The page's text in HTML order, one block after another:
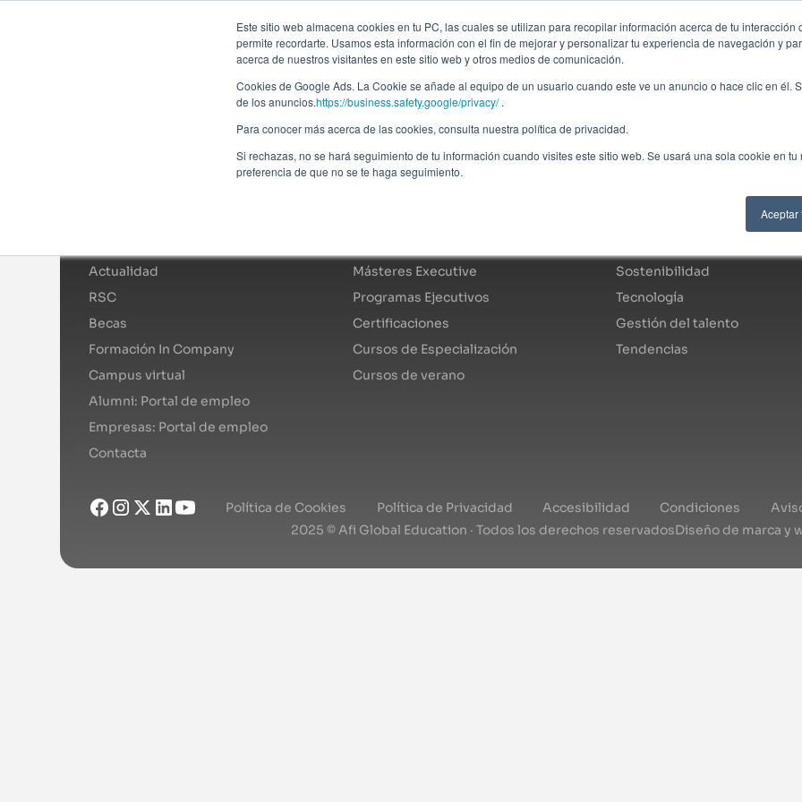
Este sitio web almacena cookies en tu PC, las cuales se utilizan para recopilar información acerca de tu interacción
permite recordarte. Usamos esta información con el fin de mejorar y personalizar tu experiencia de navegación y
acerca de nuestros visitantes en este sitio web y otros medios de comunicación.
Cookies de Google Ads. La Cookie se añade al equipo de un usuario cuando este ve un anuncio o hace clic en él.
de los anuncios.https://business.safety.google/privacy/.
Para conocer más acerca de las cookies, consulta nuestra política de privacidad.
Si rechazas, no se hará seguimiento de tu información cuando visites este sitio web. Se usará una sola cookie en
preferencia de que no se te haga seguimiento.
Aceptar
Actualidad
RSC
Becas
Formación In Company
Campus virtual
Alumni: Portal de empleo
Empresas: Portal de empleo
Contacta
Másteres Executive
Programas Ejecutivos
Certificaciones
Cursos de Especialización
Cursos de verano
Áreas de especialidad
Sostenibilidad
Tecnología
Gestión del talento
Tendencias
Política de Cookies Política de Privacidad Accesibilidad Condiciones
2025 © Afi Global Education · Todos los derechos reservadosDiseño de marca y